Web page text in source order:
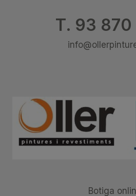
T. 93 870
Botiga